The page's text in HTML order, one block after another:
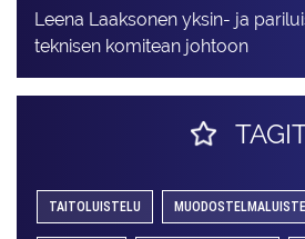
Leena Laaksonen yksin- ja
teknisen komitean johtoon
TAITOLUISTELU